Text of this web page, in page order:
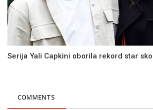
Serija Yali Capkini oborila rekord star
COMMENTS